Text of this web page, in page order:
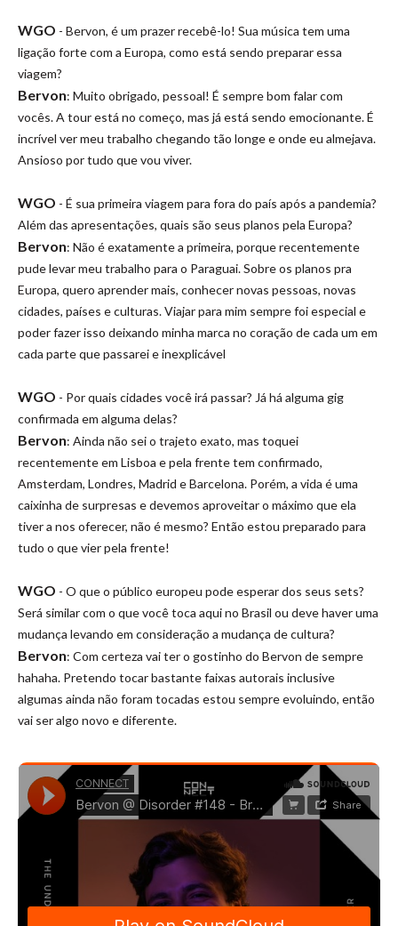
WGO - Bervon, é um prazer recebê-lo! Sua música tem uma
ligação forte com a Europa, como está sendo preparar essa
viagem?
Bervon: Muito obrigado, pessoal! É sempre bom falar com
vocês. A tour está no começo, mas já está sendo emocionante. É
incrível ver meu trabalho chegando tão longe e onde eu almejava.
Ansioso por tudo que vou viver.
WGO - É sua primeira viagem para fora do país após a pandemia?
Além das apresentações, quais são seus planos pela Europa?
Bervon: Não é exatamente a primeira, porque recentemente
pude levar meu trabalho para o Paraguai. Sobre os planos pra
Europa, quero aprender mais, conhecer novas pessoas, novas
cidades, países e culturas. Viajar para mim sempre foi especial e
poder fazer isso deixando minha marca no coração de cada um em
cada parte que passarei e inexplicável
WGO - Por quais cidades você irá passar? Já há alguma gig
confirmada em alguma delas?
Bervon: Ainda não sei o trajeto exato, mas toquei
recentemente em Lisboa e pela frente tem confirmado,
Amsterdam, Londres, Madrid e Barcelona. Porém, a vida é uma
caixinha de surpresas e devemos aproveitar o máximo que ela
tiver a nos oferecer, não é mesmo? Então estou preparado para
tudo o que vier pela frente!
WGO - O que o público europeu pode esperar dos seus sets?
Será similar com o que você toca aqui no Brasil ou deve haver uma
mudança levando em consideração a mudança de cultura?
Bervon: Com certeza vai ter o gostinho do Bervon de sempre
hahaha. Pretendo tocar bastante faixas autorais inclusive
algumas ainda não foram tocadas estou sempre evoluindo, então
vai ser algo novo e diferente.